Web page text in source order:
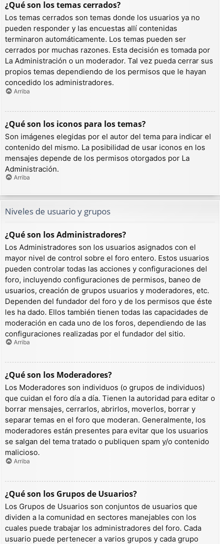
¿Qué son los temas cerrados?
Los temas cerrados son temas donde los usuarios ya no
pueden responder y las encuestas allí contenidas
terminaron automáticamente. Los temas pueden ser
cerrados por muchas razones. Esta decisión es tomada por
La Administración o un moderador. Tal vez pueda cerrar sus
propios temas dependiendo de los permisos que le hayan
concedido los administradores.
Arriba
¿Qué son los iconos para los temas?
Son imágenes elegidas por el autor del tema para indicar el
contenido del mismo. La posibilidad de usar iconos en los
mensajes depende de los permisos otorgados por La
Administración.
Arriba
Niveles de usuario y grupos
¿Qué son los Administradores?
Los Administradores son los usuarios asignados con el
mayor nivel de control sobre el foro entero. Estos usuarios
pueden controlar todas las acciones y configuraciones del
foro, incluyendo configuraciones de permisos, baneo de
usuarios, creación de grupos usuarios y moderadores, etc.
Dependen del fundador del foro y de los permisos que éste
les ha dado. Ellos también tienen todas las capacidades de
moderación en cada uno de los foros, dependiendo de las
configuraciones realizadas por el fundador del sitio.
Arriba
¿Qué son los Moderadores?
Los Moderadores son individuos (o grupos de individuos)
que cuidan el foro día a día. Tienen la autoridad para editar o
borrar mensajes, cerrarlos, abrirlos, moverlos, borrar y
separar temas en el foro que moderan. Generalmente, los
moderadores están presentes para evitar que los usuarios
se salgan del tema tratado o publiquen spam y/o contenido
malicioso.
Arriba
¿Qué son los Grupos de Usuarios?
Los Grupos de Usuarios son conjuntos de usuarios que
dividen a la comunidad en sectores manejables con los
cuales puede trabajar los administradores del foro. Cada
usuario puede pertenecer a varios grupos y cada grupo